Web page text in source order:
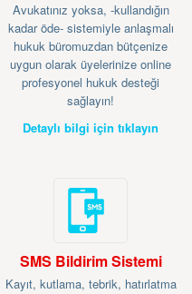
Avukatınız yoksa, -kullandığın
kadar öde- sistemiyle anlaşmalı
hukuk büromuzdan bütçenize
uygun olarak üyelerinize online
profesyonel hukuk desteği
sağlayın!
Detaylı bilgi için tıklayın
SMS Bildirim Sistemi
Kayıt, kutlama, tebrik, hatırlatma